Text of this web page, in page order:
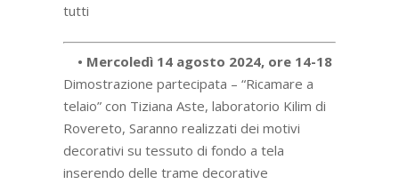
tutti
• Mercoledì 14 agosto 2024, ore 14-18
Dimostrazione partecipata – “Ricamare a
telaio” con Tiziana Aste, laboratorio Kilim di
Rovereto, Saranno realizzati dei motivi
decorativi su tessuto di fondo a tela
inserendo delle trame decorative